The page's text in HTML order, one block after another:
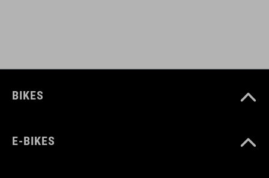
GEWICHT
780 g
MATERIAL
BIKES
E-BIKES